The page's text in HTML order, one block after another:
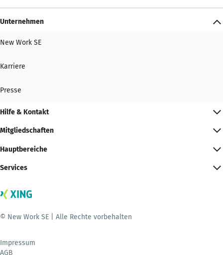
Unternehmen
New Work SE
Karriere
Presse
Hilfe & Kontakt
Mitgliedschaften
Hauptbereiche
Services
© New Work SE | Alle Rechte vorbehalten
Impressum
AGB